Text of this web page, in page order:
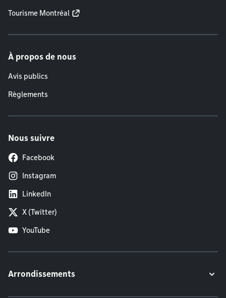
Tourisme Montréal
À propos de nous
Avis publics
Règlements
Nous suivre
Facebook
Instagram
LinkedIn
X (Twitter)
YouTube
Arrondissements